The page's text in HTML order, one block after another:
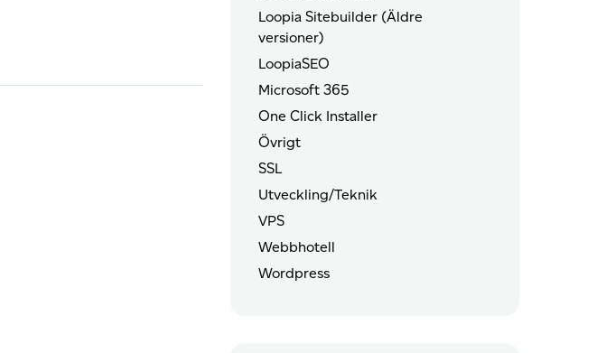
Loopia Sitebuilder (Äldre
versioner)
LoopiaSEO
Microsoft 365
One Click Installer
Övrigt
SSL
Utveckling/Teknik
VPS
Webbhotell
Wordpress